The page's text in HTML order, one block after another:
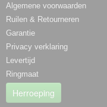
Algemene voorwaarden
Ruilen & Retourneren
Garantie
Privacy verklaring
Levertijd
Ringmaat
Herroeping